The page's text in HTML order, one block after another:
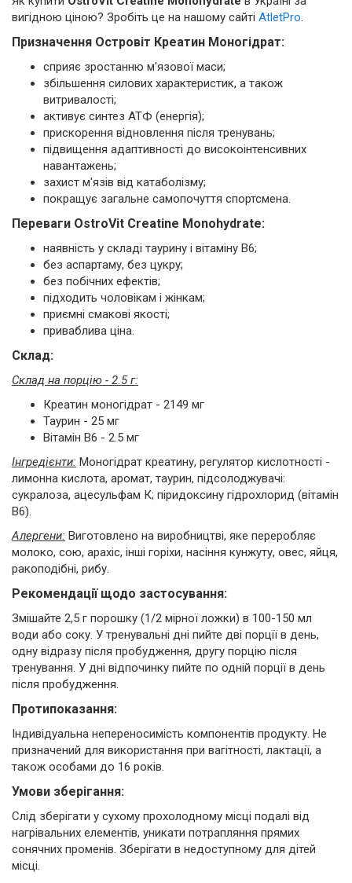
вигідною ціною? Зробіть це на нашому сайті AtletPro.
Призначення Островіт Креатин Моногідрат:
сприяє зростанню м'язової маси;
збільшення силових характеристик, а також
витривалості;
активує синтез АТФ (енергія);
прискорення відновлення після тренувань;
підвищення адаптивності до високоінтенсивних
навантажень;
захист м'язів від катаболізму;
покращує загальне самопочуття спортсмена.
Переваги OstroVit Creatine Monohydrate:
наявність у складі таурину і вітаміну B6;
без аспартаму, без цукру;
без побічних ефектів;
підходить чоловікам і жінкам;
приємні смакові якості;
приваблива ціна.
Склад:
Склад на порцію - 2.5 г:
Креатин моногідрат - 2149 мг
Таурин - 25 мг
Вітамін B6 - 2.5 мг
Інгредієнти: Моногідрат креатину, регулятор кислотності -
лимонна кислота, аромат, таурин, підсолоджувачі:
сукралоза, ацесульфам К; піридоксину гідрохлорид (вітамін
В6).
Алергени: Виготовлено на виробництві, яке переробляє
молоко, сою, арахіс, інші горіхи, насіння кунжуту, овес, яйця,
ракоподібні, рибу.
Рекомендації щодо застосування:
Змішайте 2,5 г порошку (1/2 мірної ложки) в 100-150 мл
води або соку. У тренувальні дні пийте дві порції в день,
одну відразу після пробудження, другу порцію після
тренування. У дні відпочинку пийте по одній порції в день
після пробудження.
Протипоказання:
Індивідуальна непереносимість компонентів продукту. Не
призначений для використання при вагітності, лактації, а
також особами до 16 років.
Умови зберігання:
Слід зберігати у сухому прохолодному місці подалі від
нагрівальних елементів, уникати потрапляння прямих
сонячних променів. Зберігати в недоступному для дітей
місці.